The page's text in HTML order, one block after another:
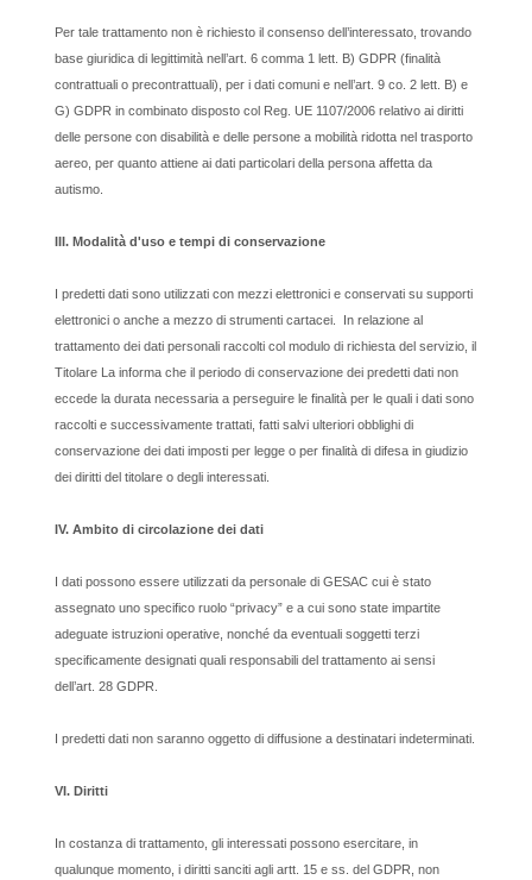
Per tale trattamento non è richiesto il consenso dell’interessato, trovando
base giuridica di legittimità nell’art. 6 comma 1 lett. B) GDPR (finalità
contrattuali o precontrattuali), per i dati comuni e nell’art. 9 co. 2 lett. B) e
G) GDPR in combinato disposto col Reg. UE 1107/2006 relativo ai diritti
delle persone con disabilità e delle persone a mobilità ridotta nel trasporto
aereo, per quanto attiene ai dati particolari della persona affetta da
autismo.
III. Modalità d'uso e tempi di conservazione
I predetti dati sono utilizzati con mezzi elettronici e conservati su supporti
elettronici o anche a mezzo di strumenti cartacei. In relazione al
trattamento dei dati personali raccolti col modulo di richiesta del servizio, il
Titolare La informa che il periodo di conservazione dei predetti dati non
eccede la durata necessaria a perseguire le finalità per le quali i dati sono
raccolti e successivamente trattati, fatti salvi ulteriori obblighi di
conservazione dei dati imposti per legge o per finalità di difesa in giudizio
dei diritti del titolare o degli interessati.
IV. Ambito di circolazione dei dati
I dati possono essere utilizzati da personale di GESAC cui è stato
assegnato uno specifico ruolo “privacy” e a cui sono state impartite
adeguate istruzioni operative, nonché da eventuali soggetti terzi
specificamente designati quali responsabili del trattamento ai sensi
dell’art. 28 GDPR.
I predetti dati non saranno oggetto di diffusione a destinatari indeterminati.
VI. Diritti
In costanza di trattamento, gli interessati possono esercitare, in
qualunque momento, i diritti sanciti agli artt. 15 e ss. del GDPR, non